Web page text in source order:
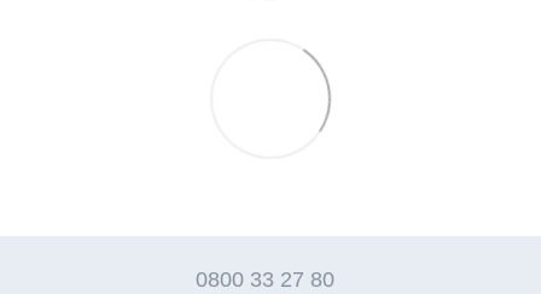
0800 33 27 80